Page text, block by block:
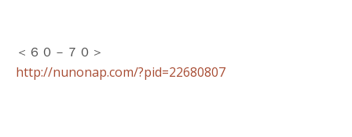
＜６０－７０＞
http://nunonap.com/?pid=22680807